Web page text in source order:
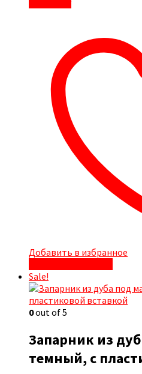
Добавить в избранное
Sale!
0out of 5
Запарник из
темный, с